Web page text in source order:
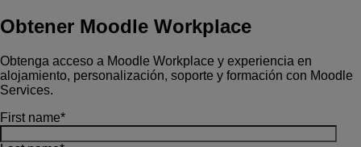
Obtener Moodle Workplace
Obtenga acceso a Moodle Workplace y experiencia en
alojamiento, personalización, soporte y formación con Moodle
Services.
First name*